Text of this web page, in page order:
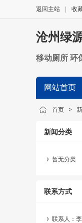
返回主站 收
沧州绿
移动厕所 环
网站首页
首页 >
新闻分类
暂无分类
联系方式
联系人：